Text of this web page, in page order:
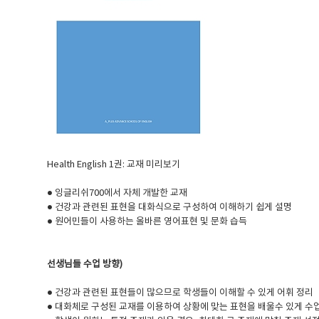
Health English 1권: 교재 미리보기
● 잉글리쉬700에서 자체 개발한 교재
● 건강과 관련된 표현을 대화식으로 구성하여 이해하기 쉽게 설명
● 원어민들이 사용하는 올바른 영어표현 및 문화 습득
선생님들 수업 방향)
● 건강과 관련된 표현들이 많으므로 학생들이 이해할 수 있게 어휘 정리
● 대화체로 구성된 교재를 이용하여 상황에 맞는 표현을 배울수 있게 수